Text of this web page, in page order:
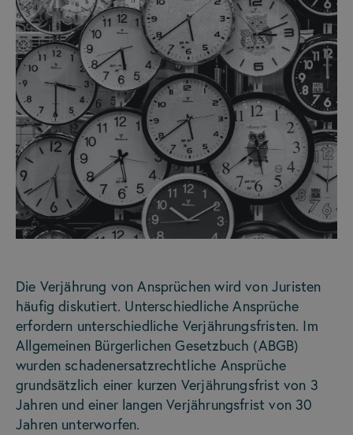
Die Verjährung von Ansprüchen wird von Juristen
häufig diskutiert. Unterschiedliche Ansprüche
erfordern unterschiedliche Verjährungsfristen. Im
Allgemeinen Bürgerlichen Gesetzbuch (ABGB)
wurden schadenersatzrechtliche Ansprüche
grundsätzlich einer kurzen Verjährungsfrist von 3
Jahren und einer langen Verjährungsfrist von 30
Jahren unterworfen.